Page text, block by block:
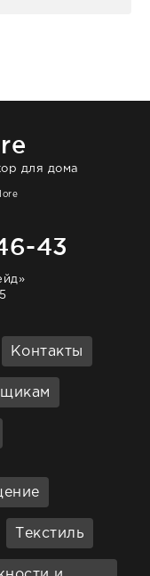
приборы -
день к
для дома
43
Контакты
Текстиль